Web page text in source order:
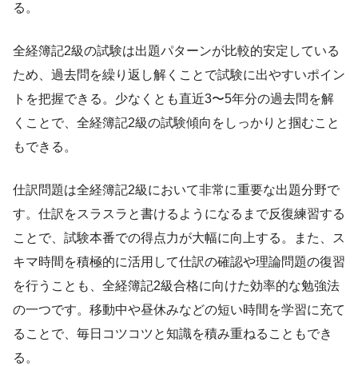
る。
全経簿記2級の試験は出題パターンが比較的安定している
ため、過去問を繰り返し解くことで試験に出やすいポイン
トを把握できる。少なくとも直近3〜5年分の過去問を解
くことで、全経簿記2級の試験傾向をしっかりと掴むこと
もできる。
仕訳問題は全経簿記2級において非常に重要な出題分野で
す。仕訳をスラスラと書けるようになるまで反復練習する
ことで、試験本番での得点力が大幅に向上する。また、ス
キマ時間を積極的に活用して仕訳の確認や理論問題の復習
を行うことも、全経簿記2級合格に向けた効率的な勉強法
の一つです。移動中や昼休みなどの短い時間を学習に充て
ることで、毎日コツコツと知識を積み重ねることもでき
る。